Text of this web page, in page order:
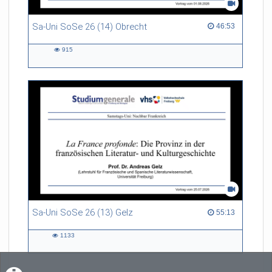
Sa-Uni SoSe 26 (14) Obrecht 46:53
46:53 duration
915
Sa-Uni SoSe 26 (13) Gelz 55:13
55:13 duration
1133